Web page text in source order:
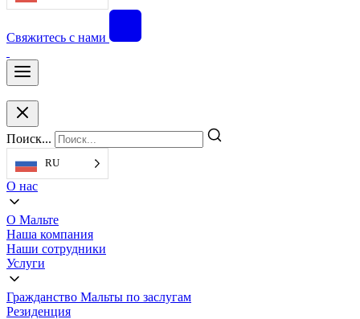
Свяжитесь с нами
Поиск...
RU
О нас
О Мальте
Наша компания
Наши сотрудники
Услуги
Гражданство Мальты по заслугам
Резиденция